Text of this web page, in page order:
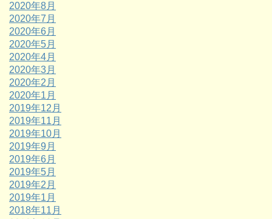
2020年8月
2020年7月
2020年6月
2020年5月
2020年4月
2020年3月
2020年2月
2020年1月
2019年12月
2019年11月
2019年10月
2019年9月
2019年6月
2019年5月
2019年2月
2019年1月
2018年11月